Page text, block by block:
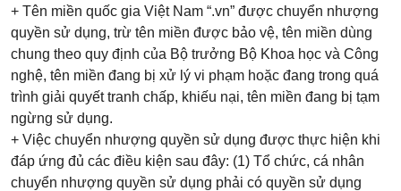
+ Tên miền quốc gia Việt Nam “.vn” được chuyển nhượng
quyền sử dụng, trừ tên miền được bảo vệ, tên miền dùng
chung theo quy định của Bộ trưởng Bộ Khoa học và Công
nghệ, tên miền đang bị xử lý vi phạm hoặc đang trong quá
trình giải quyết tranh chấp, khiếu nại, tên miền đang bị tạm
ngừng sử dụng.
+ Việc chuyển nhượng quyền sử dụng được thực hiện khi
đáp ứng đủ các điều kiện sau đây: (1) Tổ chức, cá nhân
chuyển nhượng quyền sử dụng phải có quyền sử dụng